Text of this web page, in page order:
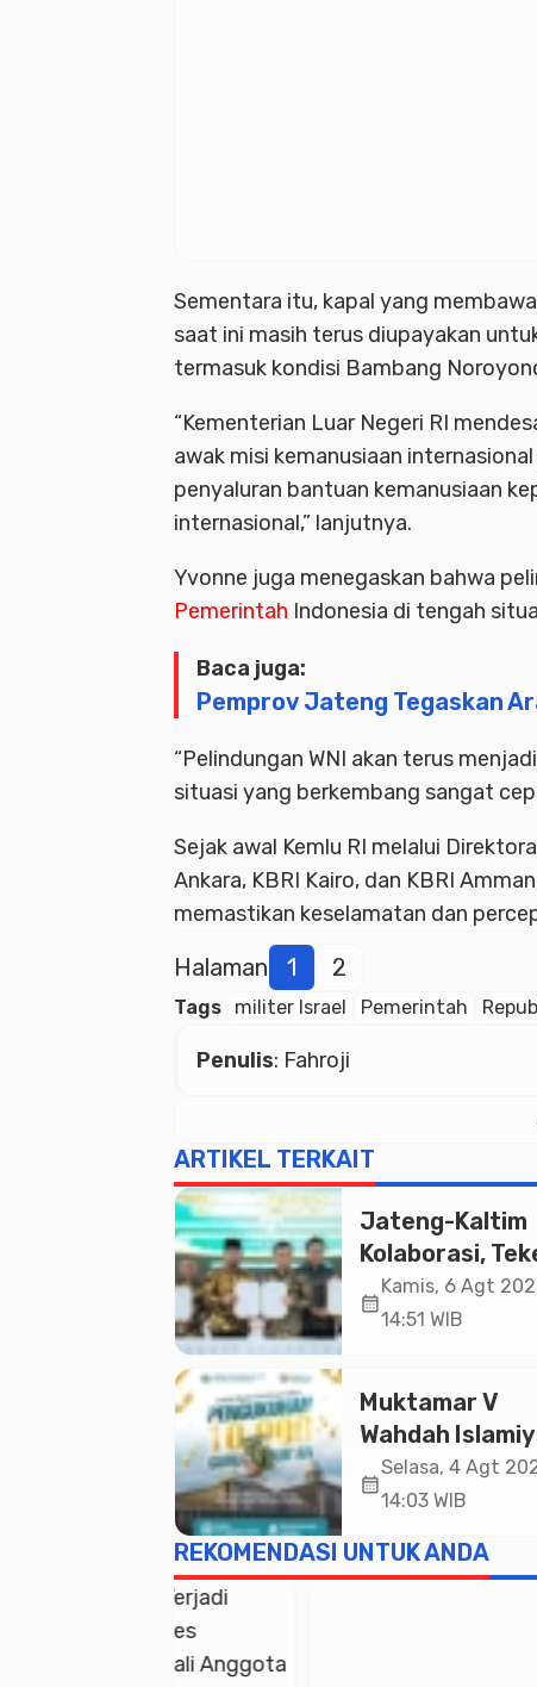
Sementara itu, kapal yang
saat ini masih terus diupayakan
termasuk kondisi Bambang
“Kementerian Luar Negeri RI
awak misi kemanusiaan
penyaluran bantuan kemanusiaan
internasional,” lanjutnya.
Yvonne juga menegaskan bahwa
Pemerintah Indonesia di tengah
Baca juga:
Pemprov Jateng Tegaskan
“Pelindungan WNI akan terus
situasi yang berkembang sangat
Sejak awal Kemlu RI melalui
Ankara, KBRI Kairo, dan KBRI
memastikan keselamatan dan
Halaman 1 2
Tags militer Israel Pemerintah
Penulis: Fahroji
ARTIKEL TERKAIT
Jateng-Kaltim
Kolaborasi,
19 Kerja Sama
Ekonomi Senilai
calendar_month
Kamis, 6 Agt
14:51 WIB
Muktamar V
Wahdah
Akan Kukuhkan
10.000 Guru Al-
Istiqlal
calendar_month
Selasa, 4 Agt
14:03 WIB
REKOMENDASI UNTUK ANDA